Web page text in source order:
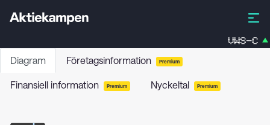
VWS-C
Diagram Företagsinformation Premium
Finansiell information Premium Nyckeltal Premium